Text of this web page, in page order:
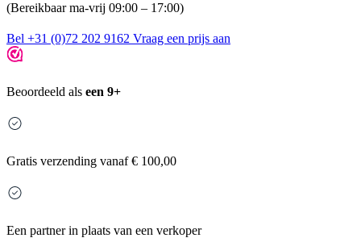
(Bereikbaar ma-vrij 09:00 – 17:00)
Bel +31 (0)72 202 9162 Vraag een prijs aan
Beoordeeld als een 9+
Gratis verzending vanaf € 100,00
Een partner in plaats van een verkoper